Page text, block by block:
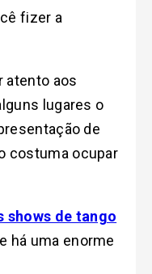
fizer a
atento aos
lugares o
de
costuma ocupar
shows de tango
há uma enorme